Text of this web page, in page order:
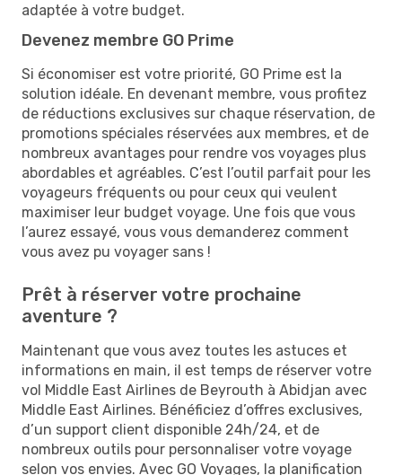
adaptée à votre budget.
Devenez membre GO Prime
Si économiser est votre priorité, GO Prime est la
solution idéale. En devenant membre, vous profitez
de réductions exclusives sur chaque réservation, de
promotions spéciales réservées aux membres, et de
nombreux avantages pour rendre vos voyages plus
abordables et agréables. C’est l’outil parfait pour les
voyageurs fréquents ou pour ceux qui veulent
maximiser leur budget voyage. Une fois que vous
l’aurez essayé, vous vous demanderez comment
vous avez pu voyager sans !
Prêt à réserver votre prochaine
aventure ?
Maintenant que vous avez toutes les astuces et
informations en main, il est temps de réserver votre
vol Middle East Airlines de Beyrouth à Abidjan avec
Middle East Airlines. Bénéficiez d’offres exclusives,
d’un support client disponible 24h/24, et de
nombreux outils pour personnaliser votre voyage
selon vos envies. Avec GO Voyages, la planification